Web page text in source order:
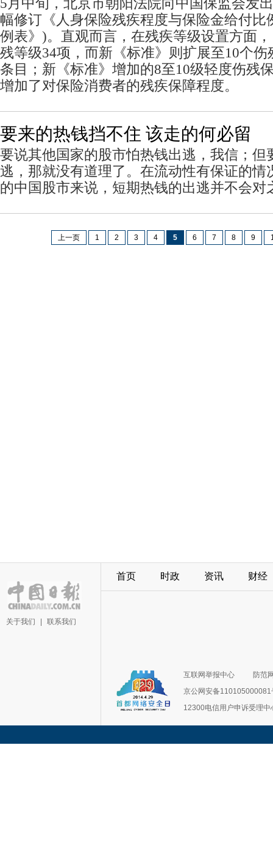
5月中旬，北京市朝阳法院向中国保监会发
幅修订《人身保险残疾程度与保险金给付比
例表》)。直观而言，在残疾等级设置方面
残等级34项，而新《标准》则扩展至10个伤
条目；新《标准》增加的8至10级轻度伤残
增加了对保险消费者的残疾保障程度。
要来的热钱挡不住 该走的何必留
要说其他国家的股市怕热钱出逃，我信；但
逃，那就没有道理了。在流动性有保证的情
的中国股市来说，短期热钱的出逃并不会对
上一页 1 2 3 4 5 6 7 8 9
关于我们 联系我们
首页 时政 资讯 财经
互联网举报中心
防范
京公网安备110105000081
12300电信用户申诉受理中